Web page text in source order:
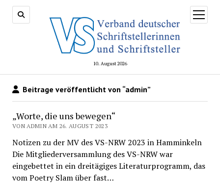
10. August 2026
Menü
öffnen
Beitrage veröffentlicht von “admin”
„Worte, die uns bewegen“
VON ADMIN AM 26. AUGUST 2023
Notizen zu der MV des VS-NRW 2023 in Hamminkeln
Die Mitgliederversammlung des VS-NRW war
eingebettet in ein dreitägiges Literaturprogramm, das
vom Poetry Slam über fast…